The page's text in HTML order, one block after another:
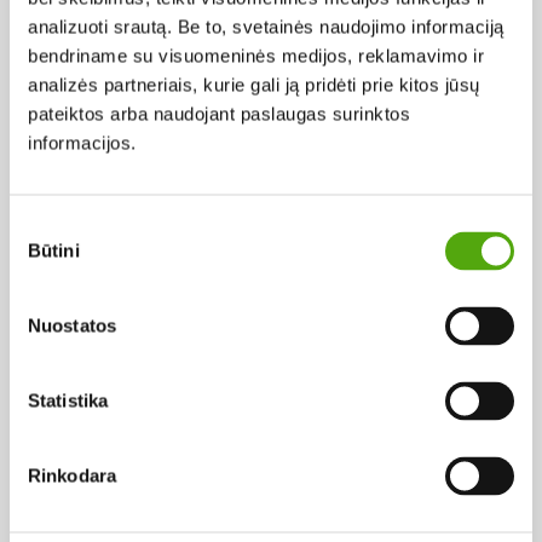
analizuoti srautą. Be to, svetainės naudojimo informaciją
bendriname su visuomeninės medijos, reklamavimo ir
analizės partneriais, kurie gali ją pridėti prie kitos jūsų
pateiktos arba naudojant paslaugas surinktos
informacijos.
pasirinkimas
Būtini
Nuostatos
Statistika
Rinkodara
Scenarijaus autoriai:
Marijonas Giedrys
Romas Gudaitis
Dailininkai:
Giedrius Kuprevičius